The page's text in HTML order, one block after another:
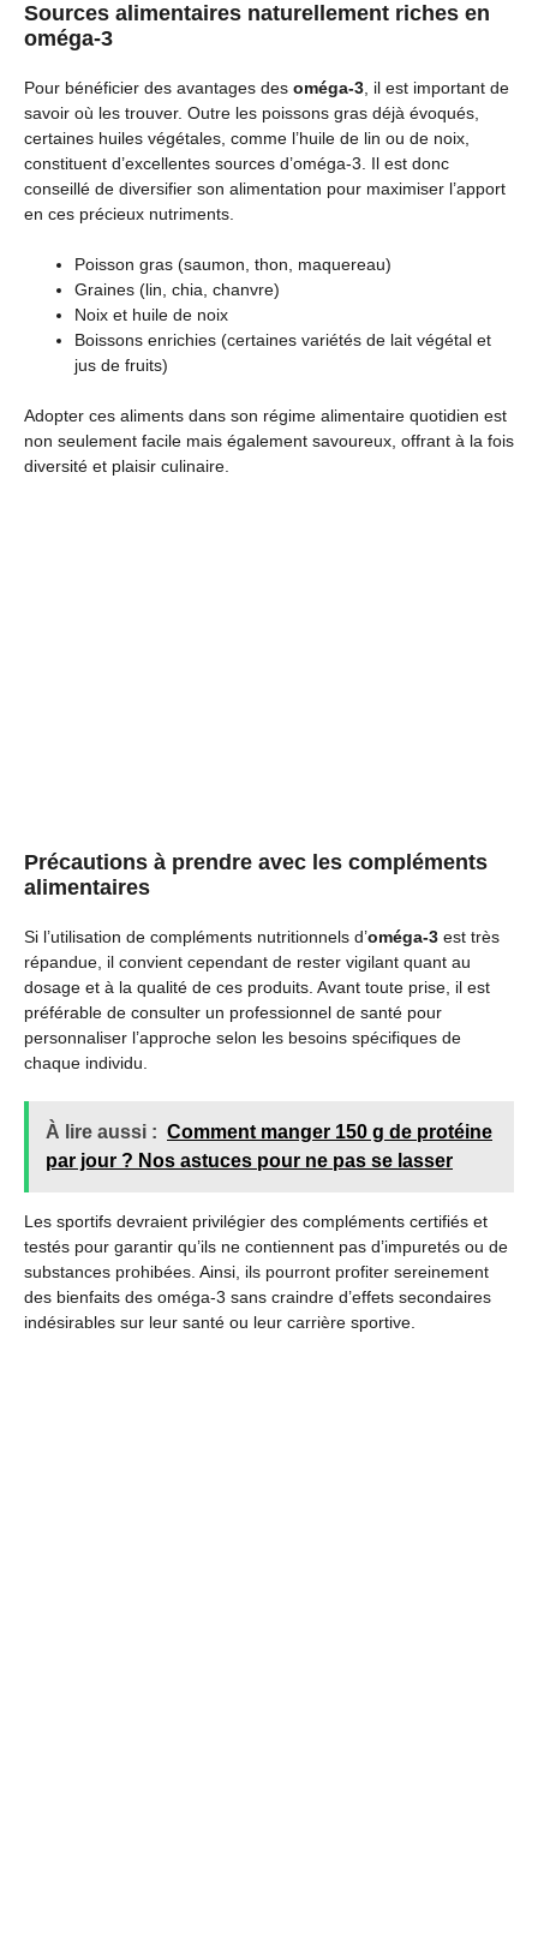
Sources alimentaires naturellement riches en
oméga-3
Pour bénéficier des avantages des oméga-3 , il est important de
savoir où les trouver. Outre les poissons gras déjà évoqués,
certaines huiles végétales, comme l’huile de lin ou de noix,
constituent d’excellentes sources d’oméga-3. Il est donc
conseillé de diversifier son alimentation pour maximiser l’apport
en ces précieux nutriments.
Poisson gras (saumon, thon, maquereau)
Graines (lin, chia, chanvre)
Noix et huile de noix
Boissons enrichies (certaines variétés de lait végétal et
jus de fruits)
Adopter ces aliments dans son régime alimentaire quotidien est
non seulement facile mais également savoureux, offrant à la fois
diversité et plaisir culinaire.
Précautions à prendre avec les compléments
alimentaires
Si l’utilisation de compléments nutritionnels d’oméga-3 est très
répandue, il convient cependant de rester vigilant quant au
dosage et à la qualité de ces produits. Avant toute prise, il est
préférable de consulter un professionnel de santé pour
personnaliser l’approche selon les besoins spécifiques de
chaque individu.
À lire aussi : Comment manger 150 g de protéine
par jour ? Nos astuces pour ne pas se lasser
Les sportifs devraient privilégier des compléments certifiés et
testés pour garantir qu’ils ne contiennent pas d’impuretés ou de
substances prohibées. Ainsi, ils pourront profiter sereinement
des bienfaits des oméga-3 sans craindre d’effets secondaires
indésirables sur leur santé ou leur carrière sportive.